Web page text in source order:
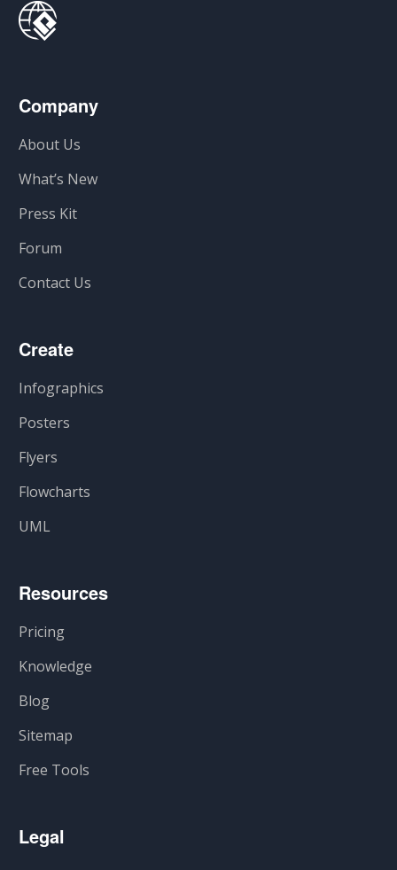
Company
About Us
What’s New
Press Kit
Forum
Contact Us
Create
Infographics
Posters
Flyers
Flowcharts
UML
Resources
Pricing
Knowledge
Blog
Sitemap
Free Tools
Legal